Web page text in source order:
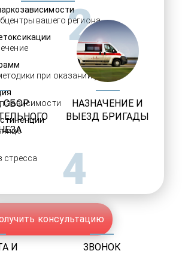
вашего региона
при оказании услуг
зависимости
стресса
консультацию
СБОР
2
НАЗНАЧЕНИЕ И
ВЫЕЗД БРИГАДЫ
И
4
ЗВОНОК